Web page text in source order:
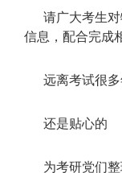
请广大考生
信息，配合完成
远离考试很
还是贴心的
为考研党们